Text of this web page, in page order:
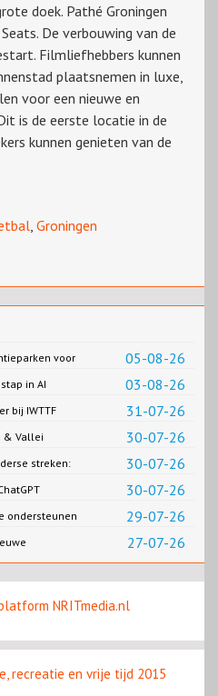
doek. Pathé Groningen
De verbouwing van de
Filmliefhebbers kunnen
plaatsnemen in luxe,
voor een nieuwe en
is de eerste locatie in de
kunnen genieten van de
, Groningen
05-08-26
voor
03-08-26
in AI
31-07-26
bij IWTTF
30-07-26
& Vallei
2026
30-07-26
streken:
30-07-26
29-07-26
ondersteunen
27-07-26
en
NRITmedia.nl
recreatie en vrije tijd 2015